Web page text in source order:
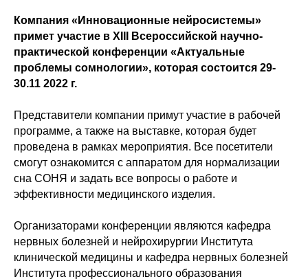
Компания «Инновационные нейросистемы»
примет участие в XIII Всероссийской научно-
практической конференции «Актуальные
проблемы сомнологии», которая состоится 29-
30.11 2022 г.
Представители компании примут участие в рабочей
программе, а также на выставке, которая будет
проведена в рамках мероприятия. Все посетители
смогут ознакомится с аппаратом для нормализации
сна СОНЯ и задать все вопросы о работе и
эффективности медицинского изделия.
Организаторами конференции являются кафедра
нервных болезней и нейрохирургии Института
клинической медицины и кафедра нервных болезней
Института профессионального образования